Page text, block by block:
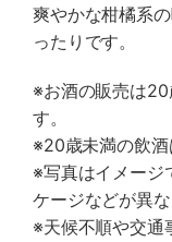
爽やかな柑橘系
ったりです。
※お酒の販売は
す。
※20歳未満の飲酒
※写真はイメージ
ケージなどが異
※天候不順や交通